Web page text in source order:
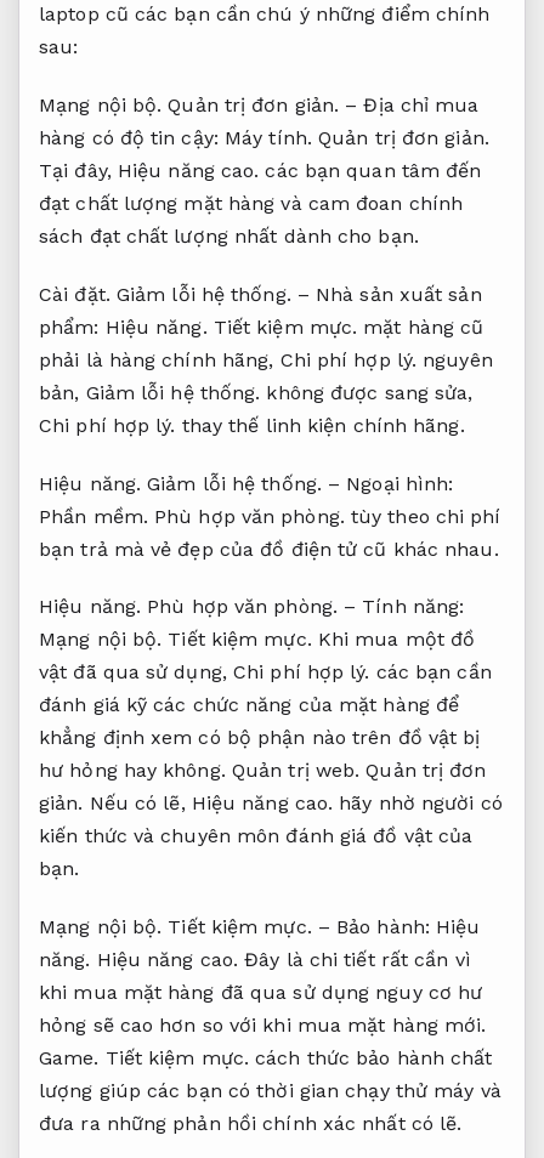
laptop cũ các bạn cần chú ý những điểm chính
sau:
Mạng nội bộ. Quản trị đơn giản. – Địa chỉ mua
hàng có độ tin cậy: Máy tính. Quản trị đơn giản.
Tại đây, Hiệu năng cao. các bạn quan tâm đến
đạt chất lượng mặt hàng và cam đoan chính
sách đạt chất lượng nhất dành cho bạn.
Cài đặt. Giảm lỗi hệ thống. – Nhà sản xuất sản
phẩm: Hiệu năng. Tiết kiệm mực. mặt hàng cũ
phải là hàng chính hãng, Chi phí hợp lý. nguyên
bản, Giảm lỗi hệ thống. không được sang sửa,
Chi phí hợp lý. thay thế linh kiện chính hãng.
Hiệu năng. Giảm lỗi hệ thống. – Ngoại hình:
Phần mềm. Phù hợp văn phòng. tùy theo chi phí
bạn trả mà vẻ đẹp của đồ điện tử cũ khác nhau.
Hiệu năng. Phù hợp văn phòng. – Tính năng:
Mạng nội bộ. Tiết kiệm mực. Khi mua một đồ
vật đã qua sử dụng, Chi phí hợp lý. các bạn cần
đánh giá kỹ các chức năng của mặt hàng để
khẳng định xem có bộ phận nào trên đồ vật bị
hư hỏng hay không. Quản trị web. Quản trị đơn
giản. Nếu có lẽ, Hiệu năng cao. hãy nhờ người có
kiến ​​thức và chuyên môn đánh giá đồ vật của
bạn.
Mạng nội bộ. Tiết kiệm mực. – Bảo hành: Hiệu
năng. Hiệu năng cao. Đây là chi tiết rất cần vì
khi mua mặt hàng đã qua sử dụng nguy cơ hư
hỏng sẽ cao hơn so với khi mua mặt hàng mới.
Game. Tiết kiệm mực. cách thức bảo hành chất
lượng giúp các bạn có thời gian chạy thử máy và
đưa ra những phản hồi chính xác nhất có lẽ.